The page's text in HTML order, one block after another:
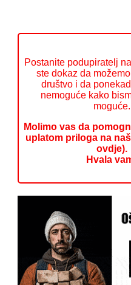
Postanite podupiratelj
ste dokaz da
društvo i da
nemoguće kako
moguće.
Molimo vas da
uplatom priloga na
ovdje).
Hvala